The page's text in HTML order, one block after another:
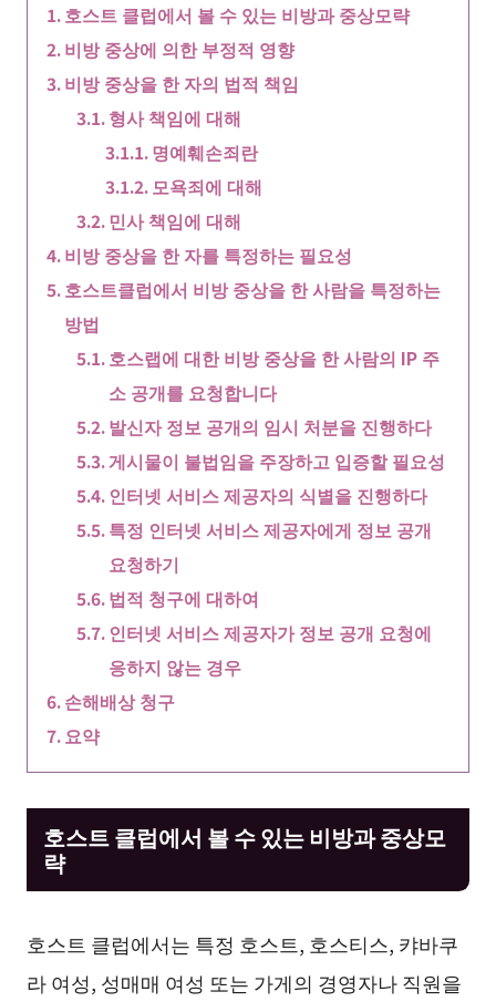
호스트 클럽에서 볼 수 있는 비방과 중상모략
비방 중상에 의한 부정적 영향
비방 중상을 한 자의 법적 책임
형사 책임에 대해
명예훼손죄란
모욕죄에 대해
민사 책임에 대해
비방 중상을 한 자를 특정하는 필요성
호스트클럽에서 비방 중상을 한 사람을 특정하는
방법
호스랩에 대한 비방 중상을 한 사람의 IP 주
소 공개를 요청합니다
발신자 정보 공개의 임시 처분을 진행하다
게시물이 불법임을 주장하고 입증할 필요성
인터넷 서비스 제공자의 식별을 진행하다
특정 인터넷 서비스 제공자에게 정보 공개
요청하기
법적 청구에 대하여
인터넷 서비스 제공자가 정보 공개 요청에
응하지 않는 경우
손해배상 청구
요약
호스트 클럽에서 볼 수 있는 비방과 중상모
략
호스트 클럽에서는 특정 호스트, 호스티스, 캬바쿠
라 여성, 성매매 여성 또는 가게의 경영자나 직원을